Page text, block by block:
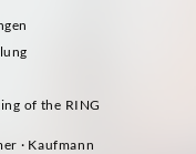
of the RING
· Kaufmann